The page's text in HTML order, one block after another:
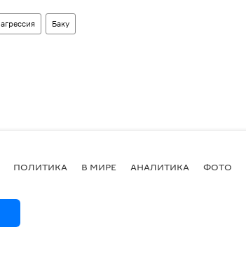
агрессия Баку
ПОЛИТИКА В МИРЕ АНАЛИТИКА ФОТО